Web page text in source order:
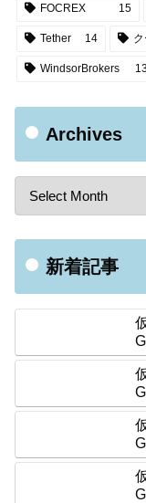
FOCREX 15
Tether 14
WindsorBrokers
Archives
新着記事